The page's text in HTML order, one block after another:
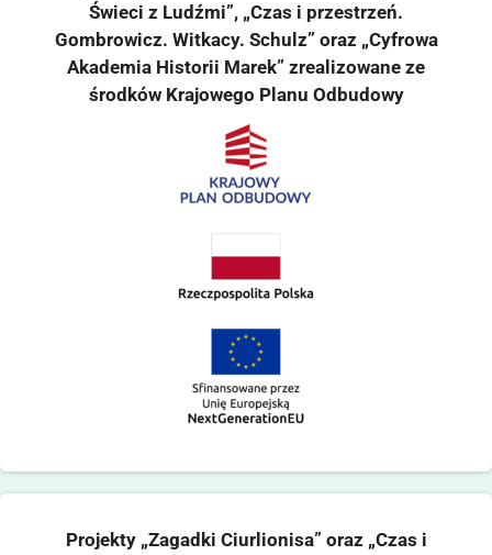
Świeci z Ludźmi”, „Czas i przestrzeń.
Gombrowicz. Witkacy. Schulz” oraz „Cyfrowa
Akademia Historii Marek” zrealizowane ze
środków Krajowego Planu Odbudowy
Projekty „Zagadki Ciurlionisa” oraz „Czas i